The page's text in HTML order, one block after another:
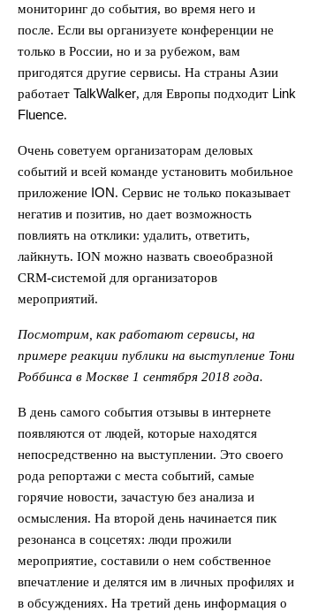
мониторинг до события, во время него и
после. Если вы организуете конференции не
только в России, но и за рубежом, вам
пригодятся другие сервисы. На страны Азии
работает TalkWalker, для Европы подходит Link
Fluence.
Очень советуем организаторам деловых
событий и всей команде установить мобильное
приложение ION. Сервис не только показывает
негатив и позитив, но дает возможность
повлиять на отклики: удалить, ответить,
лайкнуть. ION можно назвать своеобразной
CRM-системой для организаторов
мероприятий.
Посмотрим, как работают сервисы, на
примере реакции публики на выступление Тони
Роббинса в Москве 1 сентября 2018 года.
В день самого события отзывы в интернете
появляются от людей, которые находятся
непосредственно на выступлении. Это своего
рода репортажи с места событий, самые
горячие новости, зачастую без анализа и
осмысления. На второй день начинается пик
резонанса в соцсетях: люди прожили
мероприятие, составили о нем собственное
впечатление и делятся им в личных профилях и
в обсуждениях. На третий день информация о